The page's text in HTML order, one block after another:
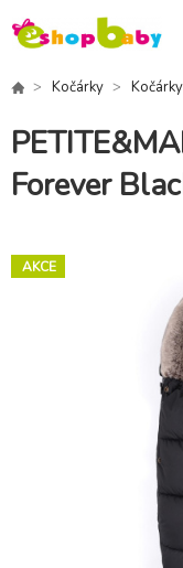
Kočárky
Forever
AKCE